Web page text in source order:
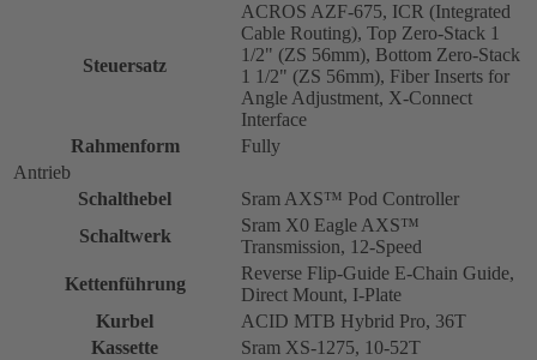
Steuersatz
ACROS AZF-675, ICR (Integrated
Cable Routing), Top Zero-Stack 1
1/2" (ZS 56mm), Bottom Zero-Stack
1 1/2" (ZS 56mm), Fiber Inserts for
Angle Adjustment, X-Connect
Interface
Rahmenform
Fully
Antrieb
Schalthebel
Sram AXS™ Pod Controller
Schaltwerk
Sram X0 Eagle AXS™
Transmission, 12-Speed
Kettenführung
Reverse Flip-Guide E-Chain Guide,
Direct Mount, I-Plate
Kurbel
ACID MTB Hybrid Pro, 36T
Kassette
Sram XS-1275, 10-52T